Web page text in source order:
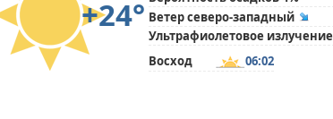
+24° Ветер северо-западный
Ультрафиолетовое излучение
Восход
06:02